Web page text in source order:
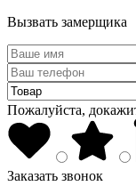
Вызвать замерщика
Пожалуйста,
Заказать звонок